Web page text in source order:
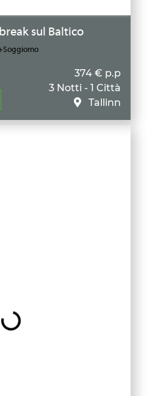
sul Baltico
374 € p.p
3 Notti - 1 Città
Tallinn